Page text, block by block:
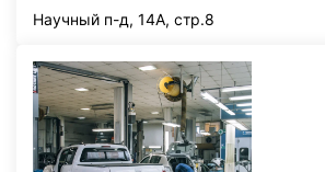
Научный п-д, 14А, стр.8